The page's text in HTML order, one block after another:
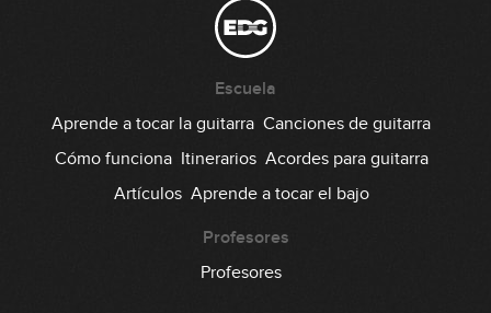
Escuela
Aprende a tocar la guitarra Canciones de guitarra
Cómo funciona Itinerarios Acordes para guitarra
Artículos Aprende a tocar el bajo
Profesores
Profesores